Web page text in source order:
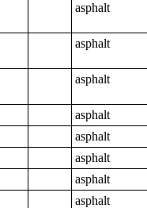
asphalt
asphalt
asphalt
asphalt
asphalt
asphalt
asphalt
asphalt